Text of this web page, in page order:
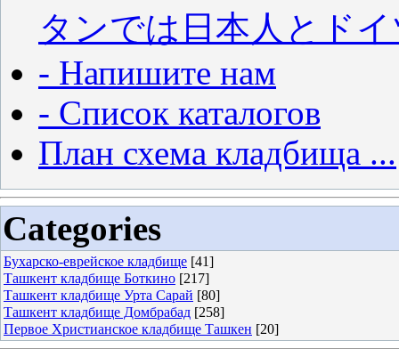
タンでは日本人とド
- Напишите нам
- Список каталогов
План схема кладбища ...
Categories
Бухарско-еврейское кладбище [41]
Ташкент кладбище Боткино [217]
Ташкент кладбище Урта Сарай [80]
Ташкент кладбище Домбрабад [258]
Первое Христианское кладбище Ташкен [20]